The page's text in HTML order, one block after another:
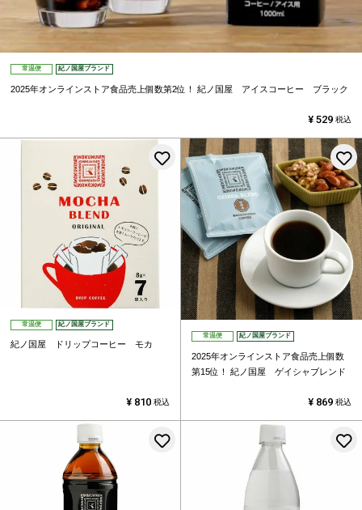
常温便 紀ノ国屋ブランド
2025年オンラインストア食品売上個数第2位！ 紀ノ国屋 アイスコーヒー ブラック
¥ 529 税込
常温便 紀ノ国屋ブランド
紀ノ国屋 ドリップコーヒー モカ
お気に入りに登録する
¥ 810 税込
常温便 紀ノ国屋ブランド
2025年オンラインストア食品売上個数
第15位！
紀ノ国屋 ゲイシャブレンド
¥ 869 税込
お気に入りに登録する